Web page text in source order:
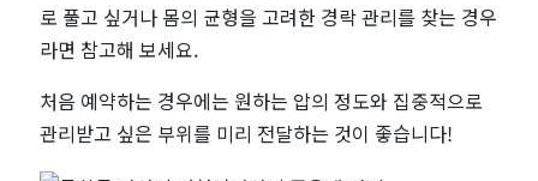
로 풀고 싶거나 몸의 균형을 고려한 경락 관리를 찾는 경우
라면 참고해 보세요.
처음 예약하는 경우에는 원하는 압의 정도와 집중적으로
관리받고 싶은 부위를 미리 전달하는 것이 좋습니다!